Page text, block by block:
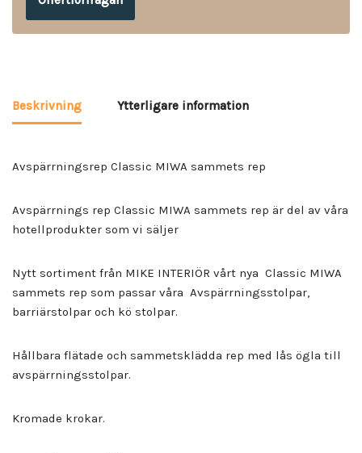
Beskrivning Ytterligare information
Avspärrningsrep Classic MIWA sammets rep
Avspärrnings rep Classic MIWA sammets rep är del av våra
hotellprodukter som vi säljer
Nytt sortiment från MIKE INTERIÖR vårt nya Classic MIWA
sammets rep som passar våra Avspärrningsstolpar,
barriärstolpar och kö stolpar.
Hållbara flätade och sammetsklädda rep med lås ögla till
avspärrningsstolpar.
Kromade krokar.